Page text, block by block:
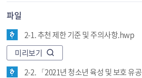
파일
2-1. 추천 제한 기준 및 주의사항.hwp
미리보기
2-2. 「2021년 청소년 육성 및 보호 유